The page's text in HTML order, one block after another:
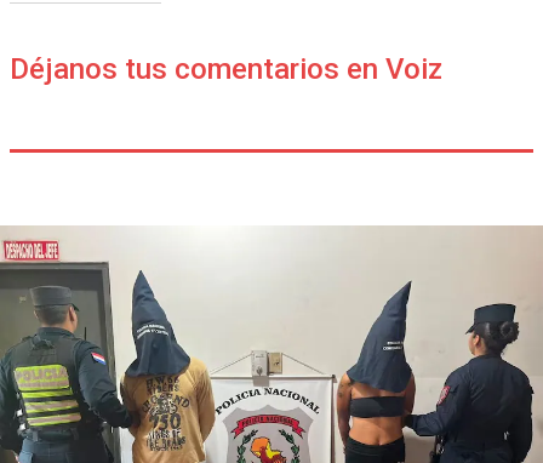
Déjanos tus comentarios en Voiz